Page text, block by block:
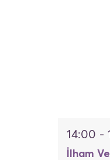
14:00 -
İlham